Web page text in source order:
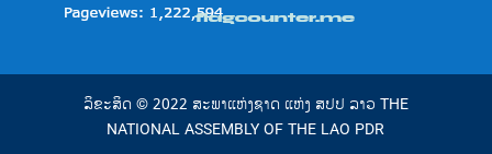
ລິຂະສິດ © 2022 ສະພາແຫ່ງຊາດ ແຫ່ງ ສປປ ລາວ THE
NATIONAL ASSEMBLY OF THE LAO PDR